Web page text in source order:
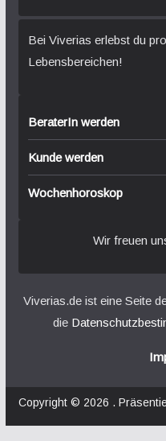
Bei Viverias erlebst du
Lebensbereichen!
BeraterIn werden
Kunde werden
Wochenhoroskop
Wir freuen
Viverias.de ist eine Seite
die
Copyright © 2026 .